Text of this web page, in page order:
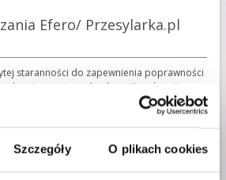
Szczegóły O plikach cookies
Efero/ Przesylarka.pl
staranności do zapewnienia poprawności
ciągłego składania Zamówień na
do należytej ochrony danych osobowych
i Odbiorców.
przeciwko Efero roszczenia z tytułu
wykonania przez Przesyłarka.pl
z zawartej umowy świadczenia usług